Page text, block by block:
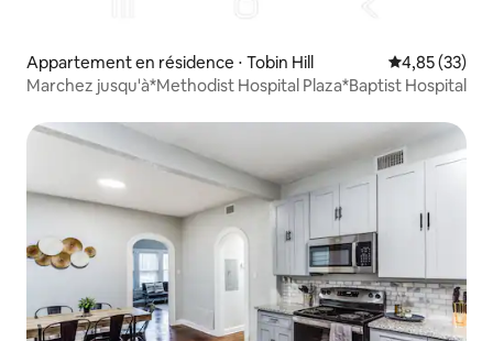
Appartement en résidence ⋅ Tobin Hill Évaluation
4,85 (33)
Marchez jusqu'à*Methodist Hospital Plaza*Baptist Hospital